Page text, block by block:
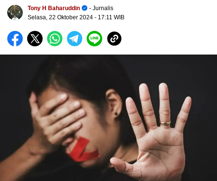
Tony H Baharuddin
- Jurnalis
Selasa, 22 Oktober 2024 - 17:11 WIB